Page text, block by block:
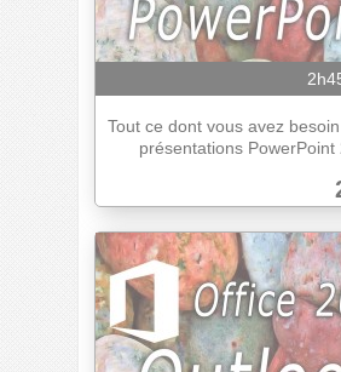
Tout ce dont vous avez
présentations PowerPoint